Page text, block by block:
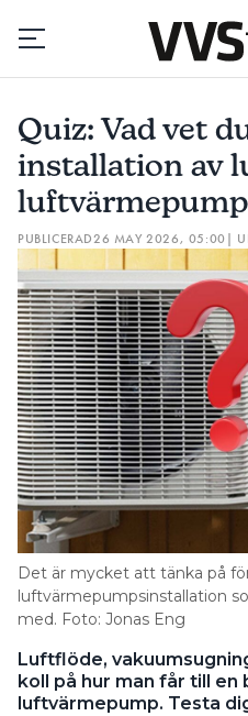
Prenumerera
Hantera
Lediga jobb
Annonsera
Läs E-
Om tidningen
Kontakt
Information om GDPR
Search for:
SEARCH
Quiz: Vad vet
installation av
PUBLICERAD26 MAY 2026, 05:00 |
Det är mycket att tänka på
luftvärmepumpsinstallation
med. Foto: Jonas Eng
Luftflöde,
koll på hur man får till
luftvärmepump. Testa